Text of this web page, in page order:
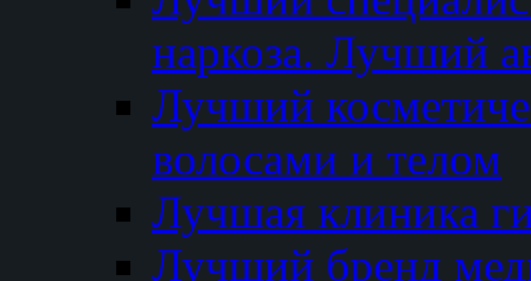
наркоза. Лучший
Лучший
волосами и телом
Лучшая клиника
Лучший бренд